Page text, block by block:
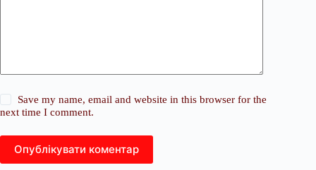
Save my name, email and website in this browser for the
next time I comment.
Опублікувати коментар